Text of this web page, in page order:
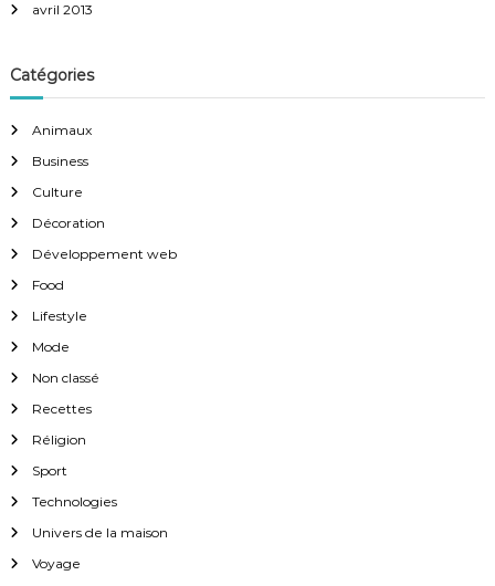
avril 2013
Catégories
Animaux
Business
Culture
Décoration
Développement web
Food
Lifestyle
Mode
Non classé
Recettes
Réligion
Sport
Technologies
Univers de la maison
Voyage